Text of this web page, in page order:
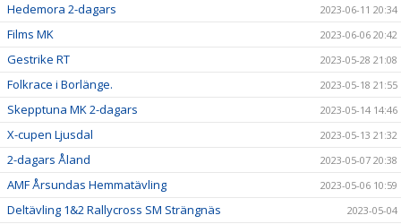
Hedemora 2-dagars 2023-06-11 20:34
Films MK 2023-06-06 20:42
Gestrike RT 2023-05-28 21:08
Folkrace i Borlänge. 2023-05-18 21:55
Skepptuna MK 2-dagars 2023-05-14 14:46
X-cupen Ljusdal 2023-05-13 21:32
2-dagars Åland 2023-05-07 20:38
AMF Årsundas Hemmatävling 2023-05-06 10:59
Deltävling 1&2 Rallycross SM Strängnäs 2023-05-04